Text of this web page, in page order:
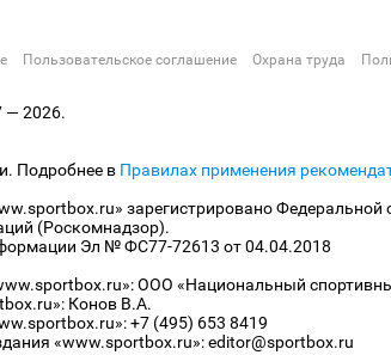
Пользовательское соглашение Охрана труда
— 2026.
Подробнее в Правилах применения
зарегистрировано Федеральной
(Роскомнадзор).
Эл № ФС77-72613 от 04.04.2018
ООО «Национальный
Конов В.А.
+7 (495) 653 8419
«www.sportbox.ru»: editor@sportbox.ru